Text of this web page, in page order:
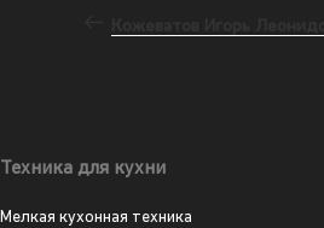
Техника для кухни
Мелкая кухонная техника